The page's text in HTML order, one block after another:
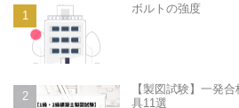
ボルトの強度
【製図試験】一発
具11選